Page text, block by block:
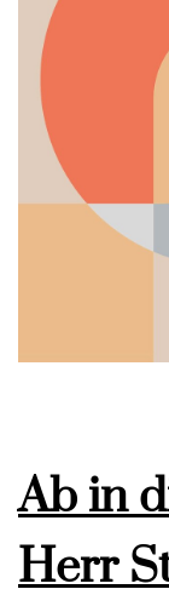
Ab in
Herr